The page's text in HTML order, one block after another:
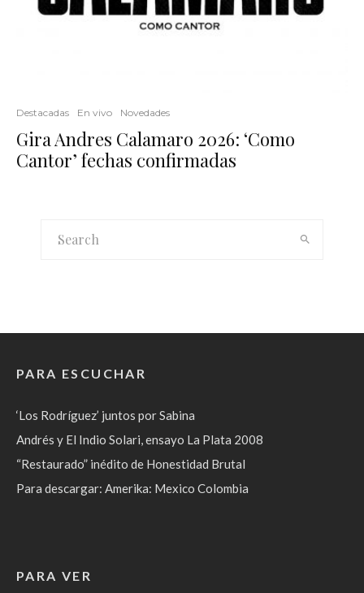
Destacadas En vivo Novedades
Gira Andres Calamaro 2026: ‘Como
Cantor’ fechas confirmadas
PARA ESCUCHAR
‘Los Rodríguez’ juntos por Sabina
Andrés y El Indio Solari, ensayo La Plata 2008
“Restaurado” inédito de Honestidad Brutal
Para descargar: Amerika: Mexico Colombia
PARA VER